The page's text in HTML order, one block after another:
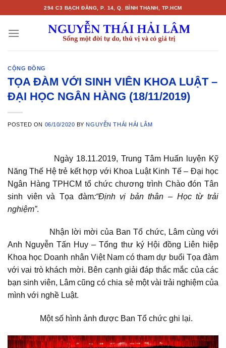
content
294 C3 BẠCH ĐẰNG, P. 14, Q. BÌNH THẠNH, TP.HCM
CỘNG ĐỒNG
TỌA ĐÀM VỚI SINH VIÊN KHOA LUẬT –
ĐẠI HỌC NGÂN HÀNG (18/11/2019)
POSTED ON 06/10/2020 BYNGUYỄN THÁI HẢI LÂM
Ngày 18.11.2019, Trung Tâm Huấn luyện Kỹ
Năng Thế Hệ trẻ kết hợp với Khoa Luật Kinh Tế – Đại học
Ngân Hàng TPHCM tổ chức chương trình Chào đón Tân
sinh viên và Tọa đàm:“Định vị bản thân – Học từ trải
nghiệm”.
Nhận lời mời của Ban Tổ chức, Lâm cùng với
Anh Nguyễn Tấn Huy – Tổng thư ký Hội đồng Liên hiệp
Khoa học Doanh nhân Việt Nam có tham dự buổi Tọa đàm
với vai trò khách mời. Bên cạnh giải đáp thắc mắc của các
bạn sinh viên, Lâm cũng có chia sẻ một vài trải nghiệm của
mình với nghề Luật.
Một số hình ảnh được Ban Tổ chức ghi lại.